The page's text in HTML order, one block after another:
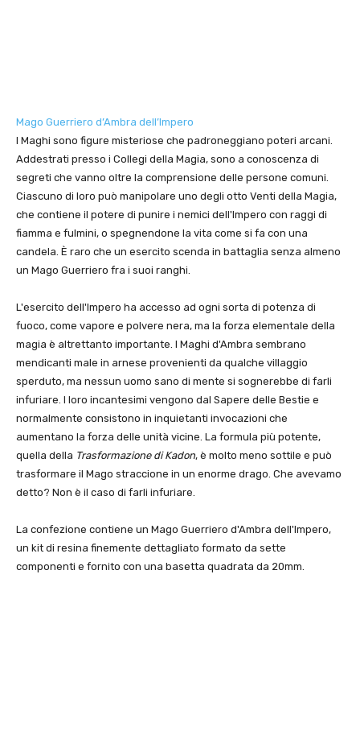
Mago Guerriero d’Ambra dell’Impero
I Maghi sono figure misteriose che padroneggiano poteri arcani.
Addestrati presso i Collegi della Magia, sono a conoscenza di
segreti che vanno oltre la comprensione delle persone comuni.
Ciascuno di loro può manipolare uno degli otto Venti della Magia,
che contiene il potere di punire i nemici dell'Impero con raggi di
fiamma e fulmini, o spegnendone la vita come si fa con una
candela. È raro che un esercito scenda in battaglia senza almeno
un Mago Guerriero fra i suoi ranghi.
L'esercito dell'Impero ha accesso ad ogni sorta di potenza di
fuoco, come vapore e polvere nera, ma la forza elementale della
magia è altrettanto importante. I Maghi d'Ambra sembrano
mendicanti male in arnese provenienti da qualche villaggio
sperduto, ma nessun uomo sano di mente si sognerebbe di farli
infuriare. I loro incantesimi vengono dal Sapere delle Bestie e
normalmente consistono in inquietanti invocazioni che
aumentano la forza delle unità vicine. La formula più potente,
quella della Trasformazione di Kadon, è molto meno sottile e può
trasformare il Mago straccione in un enorme drago. Che avevamo
detto? Non è il caso di farli infuriare.
La confezione contiene un Mago Guerriero d'Ambra dell'Impero,
un kit di resina finemente dettagliato formato da sette
componenti e fornito con una basetta quadrata da 20mm.